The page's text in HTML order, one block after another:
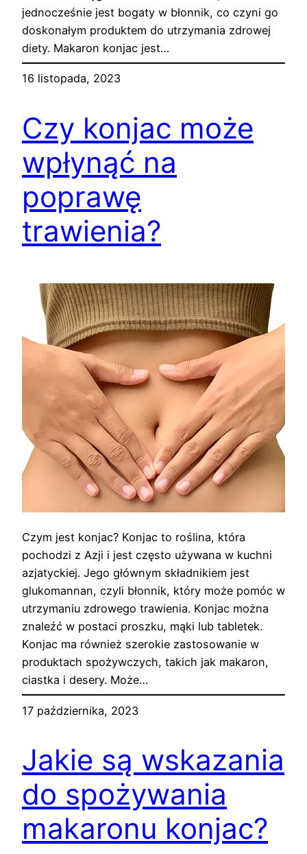
jednocześnie jest bogaty w błonnik, co czyni go
doskonałym produktem do utrzymania zdrowej
diety. Makaron konjac jest…
16 listopada, 2023
Czy konjac może
wpłynąć na
poprawę
trawienia?
Czym jest konjac? Konjac to roślina, która
pochodzi z Azji i jest często używana w kuchni
azjatyckiej. Jego głównym składnikiem jest
glukomannan, czyli błonnik, który może pomóc w
utrzymaniu zdrowego trawienia. Konjac można
znaleźć w postaci proszku, mąki lub tabletek.
Konjac ma również szerokie zastosowanie w
produktach spożywczych, takich jak makaron,
ciastka i desery. Może…
17 października, 2023
Jakie są wskazania
do spożywania
makaronu konjac?